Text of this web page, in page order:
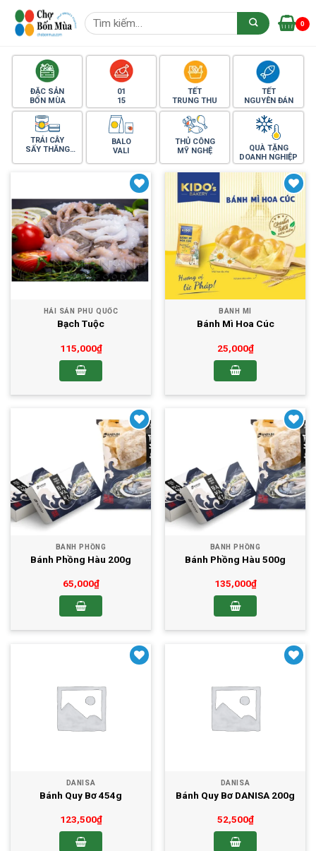
Skip
Tìm
kiếm:
0
ĐẶC SẢN
BỐN MÙA
01
15
TẾT
TRUNG THU
TẾT
NGUYÊN ĐÁN
TRÁI CÂY
SẤY THĂNG
BALO
VALI
THỦ CÔNG
MỸ NGHỆ
QUÀ TẶNG
DOANH NGHIỆP
Yêu thích
HẢI SẢN PHÚ QUỐC
Bạch Tuộc
115,000₫
Yêu thích
BÁNH MÌ
Bánh Mì Hoa Cúc
25,000₫
Yêu thích
BÁNH PHỒNG
Bánh Phồng Hàu 200g
65,000₫
Yêu thích
BÁNH PHỒNG
Bánh Phồng Hàu 500g
135,000₫
DANISA
Bánh Quy Bơ 454g
123,500₫
DANISA
Bánh Quy Bơ DANISA 200g
52,500₫